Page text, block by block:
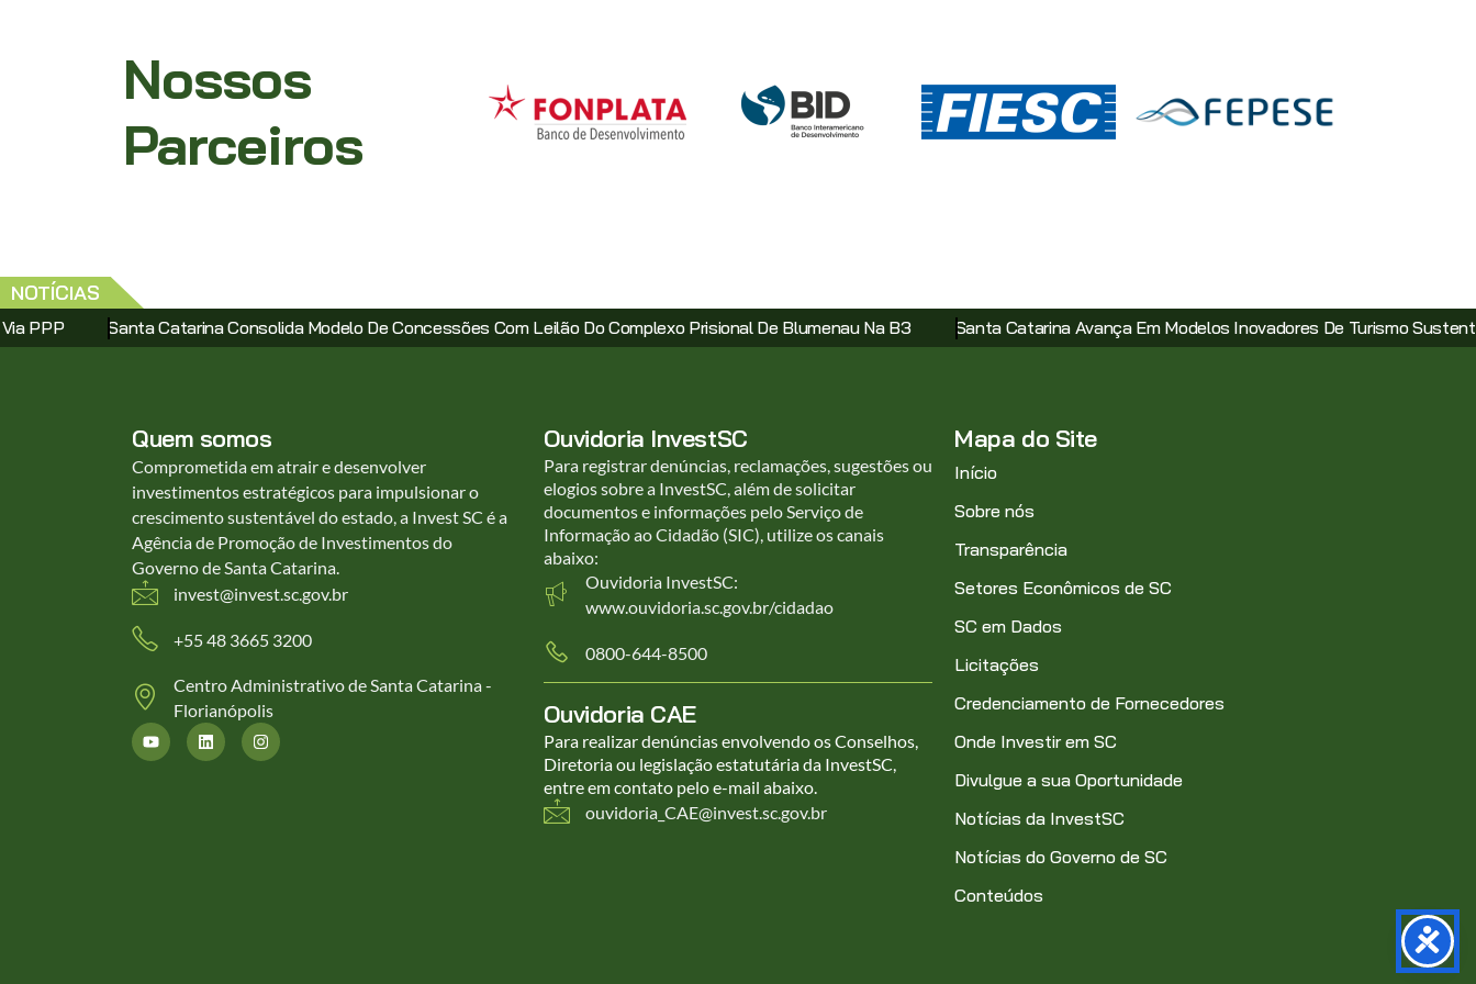
Nossos
Parceiros
NOTÍCIAS
Consolida Modelo De Concessões Com Leilão Do Complexo Prisional De Blumenau Na B3 Santa Catarina Avança Em Modelos Inovadores De Turismo Sustentável Com
Quem somos
Comprometida em atrair e desenvolver
investimentos estratégicos para impulsionar o
crescimento sustentável do estado, a Invest SC é a
Agência de Promoção de Investimentos do
Governo de Santa Catarina.
invest@invest.sc.gov.br
+55 48 3665 3200
Centro Administrativo de Santa Catarina -
Florianópolis
Ouvidoria InvestSC
Para registrar denúncias, reclamações, sugestões ou
elogios sobre a InvestSC, além de solicitar
documentos e informações pelo Serviço de
Informação ao Cidadão (SIC), utilize os canais
abaixo:
Ouvidoria InvestSC:
www.ouvidoria.sc.gov.br/cidadao
0800-644-8500
Ouvidoria CAE
Para realizar denúncias envolvendo os Conselhos,
Diretoria ou legislação estatutária da InvestSC,
entre em contato pelo e-mail abaixo.
ouvidoria_CAE@invest.sc.gov.br
Mapa do Site
Início
Sobre nós
Transparência
Setores Econômicos de SC
SC em Dados
Licitações
Credenciamento de Fornecedores
Onde Investir em SC
Divulgue a sua Oportunidade
Notícias da InvestSC
Notícias do Governo de SC
Conteúdos